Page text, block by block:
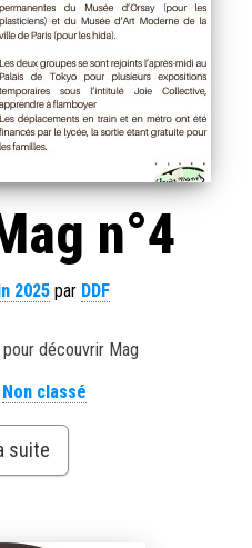
n°4
2025 par DDF
pour découvrir Mag
Non classé
suite